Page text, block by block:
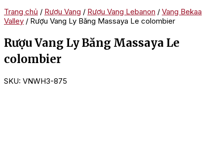
Trang chủ / Rượu Vang / Rượu Vang Lebanon / Vang Bekaa
Valley / Rượu Vang Ly Băng Massaya Le colombier
Rượu Vang Ly Băng Massaya Le
colombier
SKU: VNWH3-875